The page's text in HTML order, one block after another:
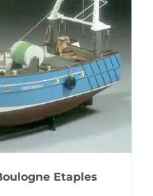
Etaples